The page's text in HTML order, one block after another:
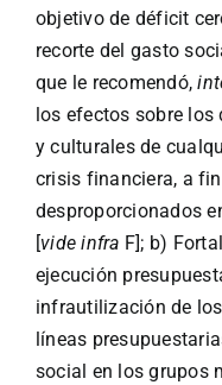
objetivo de déficit
recorte del gasto
que le recomendó,
los efectos sobre
y culturales de
crisis financiera, a
desproporcionados
[vide infra F]; b)
ejecución
infrautilización de
líneas
social en los grupos